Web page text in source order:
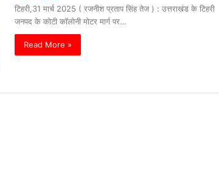
टिहरी,31 मार्च 2025 ( रजनीश प्रताप सिंह तेज ) : उत्तराखंड के टिहरी
जनपद के कोटी कॉलोनी मोटर मार्ग पर…
Read More »